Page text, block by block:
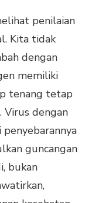
penilaian
Kita tidak
dengan
memiliki
tenang tetap
Virus dengan
guncangan
bukan